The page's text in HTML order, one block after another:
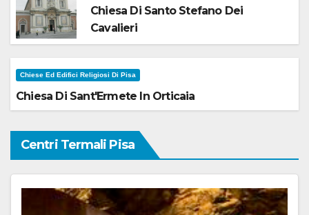
Chiesa Di Santo Stefano Dei
Cavalieri
Chiese Ed Edifici Religiosi Di Pisa
Chiesa Di Sant'Ermete In Orticaia
Centri Termali Pisa